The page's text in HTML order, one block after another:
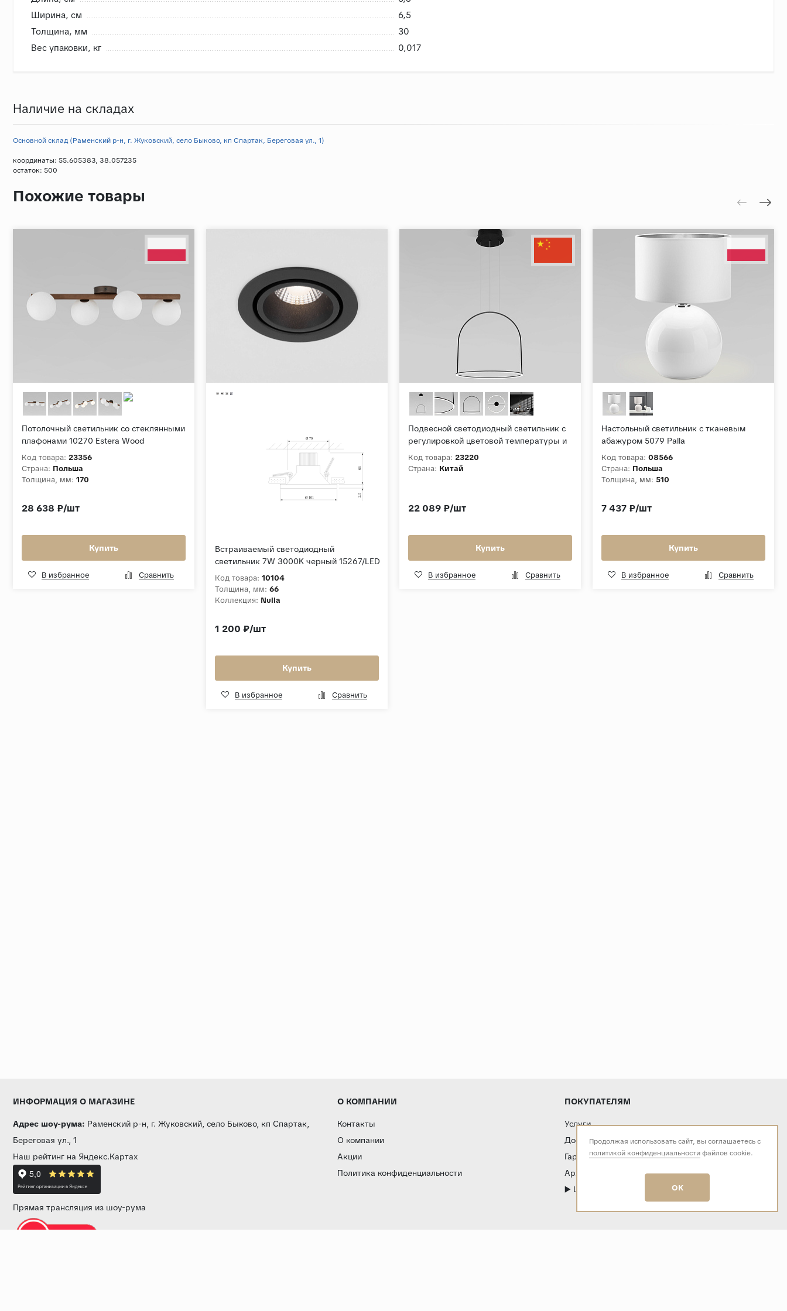
Ширина, cм
6,5
Толщина, мм
30
Вес упаковки, кг
0,017
- Сверяем номера партий, чтобы избежать разнотона
- Проверяем на бой перед загрузкой, чтобы исключить возможность брака
- Привозим с запасом складские позиции, чтобы при приемке сразу заменить в случае каких либо повреждений при транспортировки
Наличие на складах
Основной склад (Раменский р-н, г. Жуковский, село Быково, кп Спартак, Береговая ул., 1)
координаты: 55.605383, 38.057235
остаток: 500
Похожие товары
Потолочный светильник со стеклянными
плафонами 10270 Estera Wood
Код товара: 23356
Страна: Польша
Толщина, мм: 170
28 638 ₽/шт
Купить
В избранное Сравнить
Встраиваемый светодиодный
светильник 7W 3000K черный 15267/LED
Код товара: 10104
Толщина, мм: 66
Коллекция: Nulla
1 200 ₽/шт
Купить
В избранное Сравнить
Подвесной светодиодный светильник с
регулировкой цветовой температуры и
яркости 90322/1 черный
Код товара: 23220
Страна: Китай
22 089 ₽/шт
Купить
В избранное Сравнить
Настольный светильник с тканевым
абажуром 5079 Palla
Код товара: 08566
Страна: Польша
Толщина, мм: 510
7 437 ₽/шт
Купить
В избранное Сравнить
ИНФОРМАЦИЯ О МАГАЗИНЕ
Адрес шоу-рума: Раменский р-н, г. Жуковский, село Быково, кп Спартак,
Береговая ул., 1
Наш рейтинг на Яндекс.Картах
Прямая трансляция из шоу-рума
О КОМПАНИИ
Контакты
О компании
Акции
Политика конфиденциальности
ПОКУПАТЕЛЯМ
Услуги
Доставка и оплата
Гарантия и возврат
Архитекторам и дизайнерам
▶️ LIVE
Продолжая использовать сайт, вы соглашаетесь с
политикой конфиденциальностифайлов cookie.
OK